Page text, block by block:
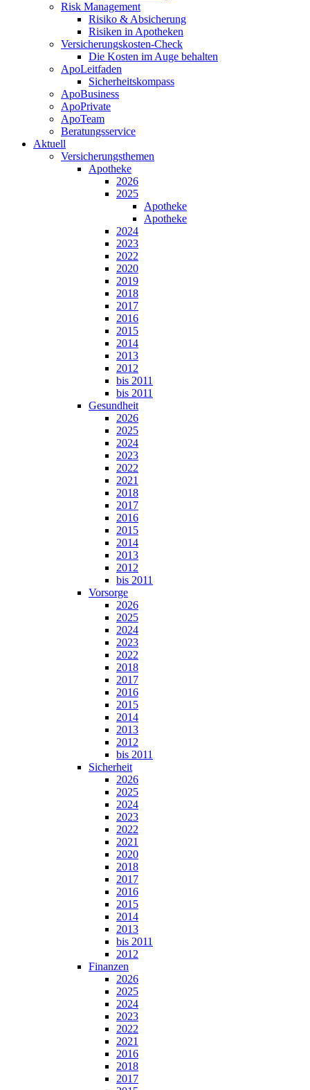
Risk Management
Risiko & Absicherung
Risiken in Apotheken
Versicherungskosten-Check
Die Kosten im Auge behalten
ApoLeitfaden
Sicherheitskompass
ApoBusiness
ApoPrivate
ApoTeam
Beratungsservice
Aktuell
Versicherungsthemen
Apotheke
2026
2025
Apotheke
Apotheke
2024
2023
2022
2020
2019
2018
2017
2016
2015
2014
2013
2012
bis 2011
bis 2011
Gesundheit
2026
2025
2024
2023
2022
2021
2018
2017
2016
2015
2014
2013
2012
bis 2011
Vorsorge
2026
2025
2024
2023
2022
2018
2017
2016
2015
2014
2013
2012
bis 2011
Sicherheit
2026
2025
2024
2023
2022
2021
2020
2018
2017
2016
2015
2014
2013
bis 2011
2012
Finanzen
2026
2025
2024
2023
2022
2021
2016
2018
2017